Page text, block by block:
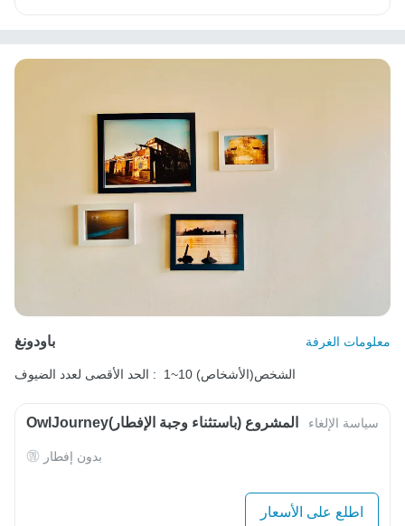
باودونغ معلومات الغرفة
الحد الأقصى لعدد الضيوف : 1~10 الشخص(الأشخاص)
OwlJourneyالمشروع (باستثناء وجبة الإفطار) سياسة الإلغاء
بدون إفطار
اطلع على الأسعار